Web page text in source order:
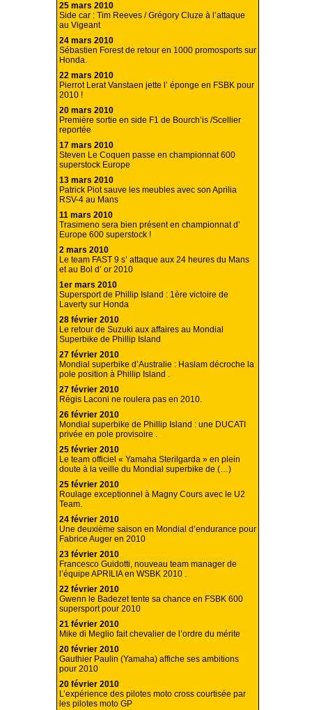
25 mars 2010
Side car : Tim Reeves / Grégory Cluze à l’attaque
au Vigeant
24 mars 2010
Sébastien Forest de retour en 1000 promosports sur
Honda.
22 mars 2010
Pierrot Lerat Vanstaen jette l’ éponge en FSBK pour
2010 !
20 mars 2010
Première sortie en side F1 de Bourch’is /Scellier
reportée
17 mars 2010
Steven Le Coquen passe en championnat 600
superstock Europe
13 mars 2010
Patrick Piot sauve les meubles avec son Aprilia
RSV-4 au Mans
11 mars 2010
Trasimeno sera bien présent en championnat d’
Europe 600 superstock !
2 mars 2010
Le team FAST 9 s’ attaque aux 24 heures du Mans
et au Bol d’ or 2010
1er mars 2010
Supersport de Phillip Island : 1ère victoire de
Laverty sur Honda
28 février 2010
Le retour de Suzuki aux affaires au Mondial
Superbike de Phillip Island
27 février 2010
Mondial superbike d’Australie : Haslam décroche la
pole position à Phillip Island .
27 février 2010
Régis Laconi ne roulera pas en 2010.
26 février 2010
Mondial superbike de Phillip Island : une DUCATI
privée en pole provisoire .
25 février 2010
Le team officiel « Yamaha Sterilgarda » en plein
doute à la veille du Mondial superbike de (…)
25 février 2010
Roulage exceptionnel à Magny Cours avec le U2
Team.
24 février 2010
Une deuxième saison en Mondial d’endurance pour
Fabrice Auger en 2010
23 février 2010
Francesco Guidotti, nouveau team manager de
l’équipe APRILIA en WSBK 2010 .
22 février 2010
Gwenn le Badezet tente sa chance en FSBK 600
supersport pour 2010
21 février 2010
Mike di Meglio fait chevalier de l’ordre du mérite
20 février 2010
Gauthier Paulin (Yamaha) affiche ses ambitions
pour 2010
20 février 2010
L’expérience des pilotes moto cross courtisée par
les pilotes moto GP